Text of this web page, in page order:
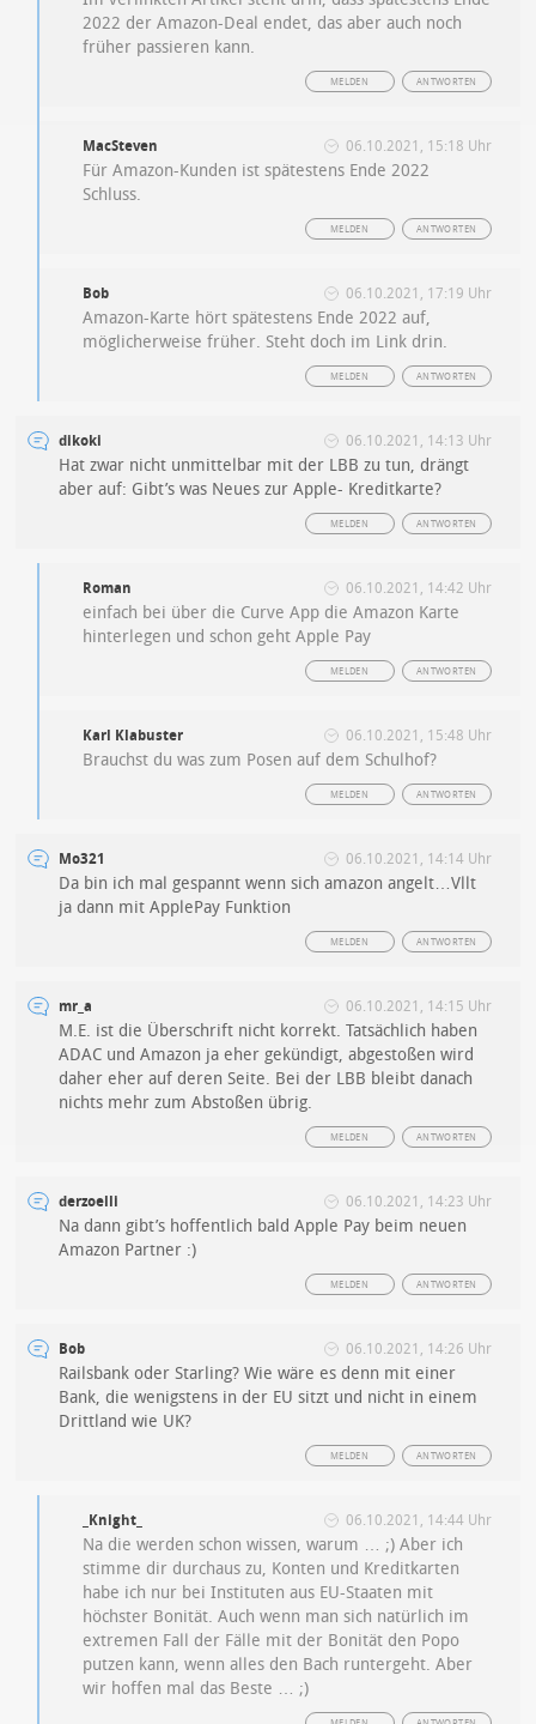
2022 der Amazon-Deal endet, das aber auch noch
früher passieren kann.
ANTWORTEN
MELDEN
MacSteven 06.10.2021, 15:18 Uhr
Für Amazon-Kunden ist spätestens Ende 2022
Schluss.
ANTWORTEN
MELDEN
Bob 06.10.2021, 17:19 Uhr
Amazon-Karte hört spätestens Ende 2022 auf,
möglicherweise früher. Steht doch im Link drin.
ANTWORTEN
MELDEN
dikoki 06.10.2021, 14:13 Uhr
Hat zwar nicht unmittelbar mit der LBB zu tun, drängt
aber auf: Gibt’s was Neues zur Apple- Kreditkarte?
ANTWORTEN
MELDEN
Roman 06.10.2021, 14:42 Uhr
einfach bei über die Curve App die Amazon Karte
hinterlegen und schon geht Apple Pay
ANTWORTEN
MELDEN
Karl Klabuster 06.10.2021, 15:48 Uhr
Brauchst du was zum Posen auf dem Schulhof?
ANTWORTEN
MELDEN
Mo321 06.10.2021, 14:14 Uhr
Da bin ich mal gespannt wenn sich amazon angelt…Vllt
ja dann mit ApplePay Funktion
ANTWORTEN
MELDEN
mr_a 06.10.2021, 14:15 Uhr
M.E. ist die Überschrift nicht korrekt. Tatsächlich haben
ADAC und Amazon ja eher gekündigt, abgestoßen wird
daher eher auf deren Seite. Bei der LBB bleibt danach
nichts mehr zum Abstoßen übrig.
ANTWORTEN
MELDEN
derzoelli 06.10.2021, 14:23 Uhr
Na dann gibt’s hoffentlich bald Apple Pay beim neuen
Amazon Partner :)
ANTWORTEN
MELDEN
Bob 06.10.2021, 14:26 Uhr
Railsbank oder Starling? Wie wäre es denn mit einer
Bank, die wenigstens in der EU sitzt und nicht in einem
Drittland wie UK?
ANTWORTEN
MELDEN
_Knight_ 06.10.2021, 14:44 Uhr
Na die werden schon wissen, warum … ;) Aber ich
stimme dir durchaus zu, Konten und Kreditkarten
habe ich nur bei Instituten aus EU-Staaten mit
höchster Bonität. Auch wenn man sich natürlich im
extremen Fall der Fälle mit der Bonität den Popo
putzen kann, wenn alles den Bach runtergeht. Aber
wir hoffen mal das Beste … ;)